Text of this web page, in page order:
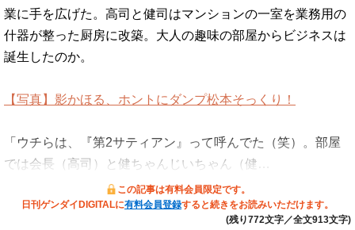
業に手を広げた。高司と健司はマンションの一室を業務用の
什器が整った厨房に改築。大人の趣味の部屋からビジネスは
誕生したのか。
【写真】影かほる、ホントにダンプ松本そっくり！
「ウチらは、『第2サティアン』って呼んでた（笑）。部屋
では会長（高司）と健ちゃんじいちゃん（健…
この記事は有料会員限定です。
日刊ゲンダイDIGITALに有料会員登録すると続きをお読みいただけます。
(残り772文字／全文913文字)